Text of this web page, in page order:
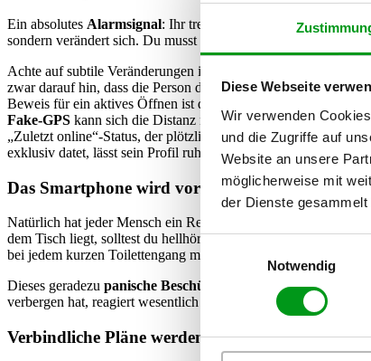
Diese Webseite
Wir verwenden
und die Zugriffe auf
Website an unsere
möglicherweise mit
der Dienste gesammelt
Einwilligungsauswahl
Notwendig
Ein absolutes Alarmsignal: Ihr trefft euch bereits seit Wochen
sondern verändert sich. Du musst dafür nicht einmal obsessiv
Achte auf subtile Veränderungen in der App-Mechanik:
zwar darauf hin, dass die Person die App wiederholt nutzt –
Beweis für ein aktives Öffnen ist das jedoch nicht. Durch
Fake-GPS kann sich die Distanz nämlich auch verändern,
„Zuletzt online“-Status, der plötzliche Tausch vonProfilbildern
exklusiv datet, lässt sein Profil ruhen, nutzt den
Snooze-Modus
Das Smartphone wird vor dir demonstrativ
Natürlich hat jeder Mensch ein Recht auf Privatsphäre. Doch
dem Tisch liegt, solltest du hellhörig werden. Noch auffälliger
bei jedem kurzen Toilettengang mitgenommen wird.
Dieses geradezu panische Beschützen
des Handys deutet oft
verbergen hat, reagiert wesentlich entspannter auf eingehende
Verbindliche Pläne werden konsequent